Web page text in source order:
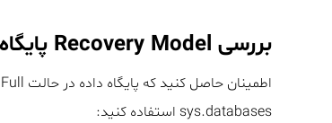
بررسی Recovery Model پایگاه داده
sys.databases استفاده کنید: